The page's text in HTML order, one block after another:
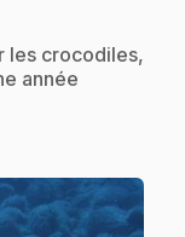
les crocodiles,
année